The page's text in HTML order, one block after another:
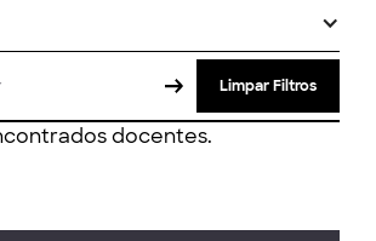
Limpar Filtros
docentes.